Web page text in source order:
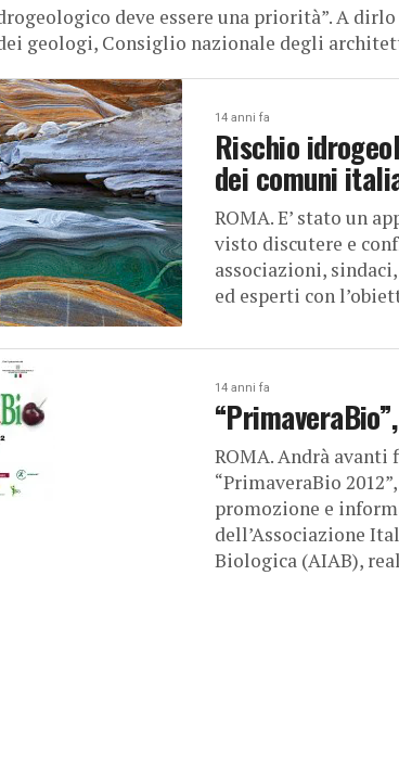
deve essere una priorità”. A
geologi, Consiglio nazionale degli
14 anni fa
Rischio
dei comuni
ROMA. E’ stato un
visto discutere e
associazioni,
ed esperti con
14 anni fa
ROMA. Andrà avanti
“PrimaveraBio
promozione e
dell’Associazione
Biologica (AIAB),